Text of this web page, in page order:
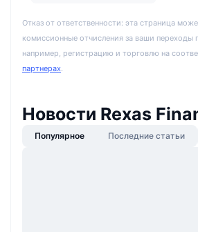
Отказ от ответственности: эта страница
комиссионные отчисления за ваши
например, регистрацию и торговлю на
партнерах.
Новости Rexas
Популярное Последние статьи